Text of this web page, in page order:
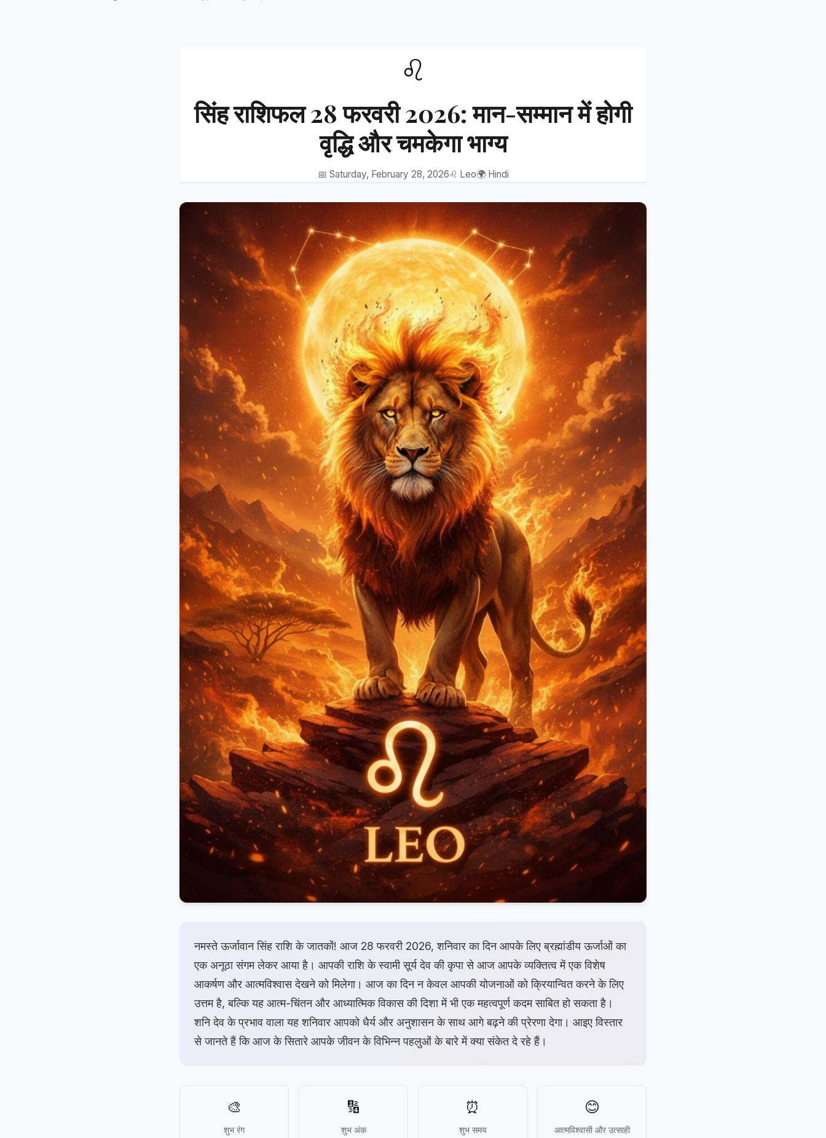
♌
सिंह राशिफल 28 फरवरी 2026: मान-सम्मान में होगी
वृद्धि और चमकेगा भाग्य
📅 Saturday, February 28, 2026♌ Leo🌍 Hindi
नमस्ते ऊर्जावान सिंह राशि के जातकों! आज 28 फरवरी 2026, शनिवार का दिन आपके लिए ब्रह्मांडीय ऊर्जाओं का
एक अनूठा संगम लेकर आया है। आपकी राशि के स्वामी सूर्य देव की कृपा से आज आपके व्यक्तित्व में एक विशेष
आकर्षण और आत्मविश्वास देखने को मिलेगा। आज का दिन न केवल आपकी योजनाओं को क्रियान्वित करने के लिए
उत्तम है, बल्कि यह आत्म-चिंतन और आध्यात्मिक विकास की दिशा में भी एक महत्वपूर्ण कदम साबित हो सकता है।
शनि देव के प्रभाव वाला यह शनिवार आपको धैर्य और अनुशासन के साथ आगे बढ़ने की प्रेरणा देगा। आइए विस्तार
से जानते हैं कि आज के सितारे आपके जीवन के विभिन्न पहलुओं के बारे में क्या संकेत दे रहे हैं।
🎨
शुभ रंग
🔢
शुभ अंक
⏰
शुभ समय
😊
आत्मविश्वासी और उत्साही